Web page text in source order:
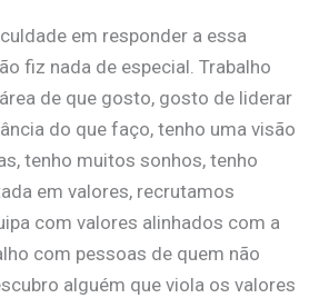
em responder a essa
fiz nada de especial. Trabalho
de que gosto, gosto de liderar
do que faço, tenho uma visão
tenho muitos sonhos, tenho
em valores, recrutamos
com valores alinhados com a
com pessoas de quem não
alguém que viola os valores